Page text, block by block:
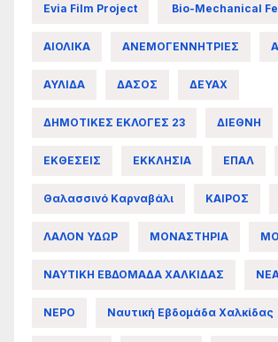
Evia Film Project Bio-Mechanical
ΑΙΟΛΙΚΑ ΑΝΕΜΟΓΕΝΝΗΤΡΙΕΣ
ΑΥΛΙΔΑ ΔΑΣΟΣ ΔΕΥΑΧ
ΔΗΜΟΤΙΚΕΣ ΕΚΛΟΓΕΣ 23 ΔΙΕΘΝΗ
ΕΚΘΕΣΕΙΣ ΕΚΚΛΗΣΙΑ ΕΠΑΛ
Θαλασσινό Καρναβάλι ΚΑΙΡΟΣ
ΛΑΛΟΝ ΥΔΩΡ ΜΟΝΑΣΤΗΡΙΑ
ΝΑΥΤΙΚΗ ΕΒΔΟΜΑΔΑ ΧΑΛΚΙΔΑΣ
ΝΕΡΟ Ναυτική Εβδομάδα Χαλκίδας